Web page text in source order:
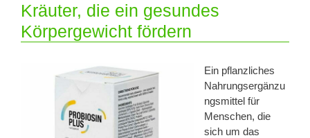
Kräuter, die ein gesundes
Körpergewicht fördern
Ein pflanzliches
Nahrungsergänzu
ngsmittel für
Menschen, die
sich um das